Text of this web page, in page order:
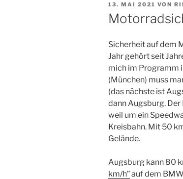
VERÖFFENTLICHT
AM
13. MAI 2021 VON
Sicherheit auf dem
Jahr gehört seit
mich im Programm
(München) muss
(das nächste ist
dann Augsburg.
weil um ein
Kreisbahn. Mit 50
Gelände.
Augsburg kann 80
km/h”auf dem